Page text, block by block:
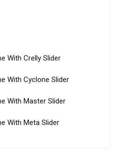
With Crelly Slider
With Cyclone Slider
With Master Slider
With Meta Slider